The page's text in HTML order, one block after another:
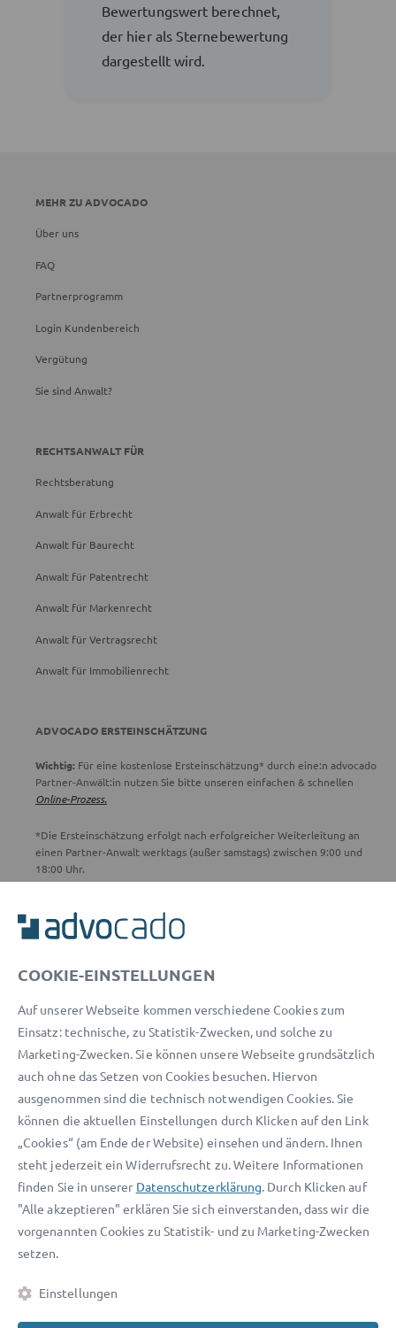
Bewertungswert berechnet,
der hier als Sternebewertung
dargestellt wird.
MEHR ZU ADVOCADO
Über uns
FAQ
Partnerprogramm
Login Kundenbereich
Vergütung
Sie sind Anwalt?
RECHTSANWALT FÜR
Rechtsberatung
Anwalt für Erbrecht
Anwalt für Baurecht
Anwalt für Patentrecht
Anwalt für Markenrecht
Anwalt für Vertragsrecht
Anwalt für Immobilienrecht
ADVOCADO ERSTEINSCHÄTZUNG
Wichtig: Für eine kostenlose Ersteinschätzung* durch eine:n advocado
Partner-Anwält:in nutzen Sie bitte unseren einfachen & schnellen
Online-Prozess.
*Die Ersteinschätzung erfolgt nach erfolgreicher Weiterleitung an
einen Partner-Anwalt werktags (außer samstags) zwischen 9:00 und
18:00 Uhr.
ADVOCADO SERVICE
E-Mail:service@advocado.com
© 2026 advocado - einfach online den passenden Rechtsanwalt finden
Auszeichnungen:
COOKIE-EINSTELLUNGEN
Auf unserer Webseite kommen verschiedene Cookies zum
Einsatz: technische, zu Statistik-Zwecken, und solche zu
Marketing-Zwecken. Sie können unsere Webseite grundsätzlich
auch ohne das Setzen von Cookies besuchen. Hiervon
ausgenommen sind die technisch notwendigen Cookies. Sie
können die aktuellen Einstellungen durch Klicken auf den Link
„Cookies“ (am Ende der Website) einsehen und ändern. Ihnen
steht jederzeit ein Widerrufsrecht zu. Weitere Informationen
finden Sie in unserer Datenschutzerklärung. Durch Klicken auf
"Alle akzeptieren" erklären Sie sich einverstanden, dass wir die
vorgenannten Cookies zu Statistik- und zu Marketing-Zwecken
setzen.
Einstellungen